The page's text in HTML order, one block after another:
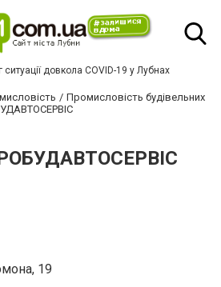
довкола COVID-19 у Лубнах
Промисловість будівельних
19